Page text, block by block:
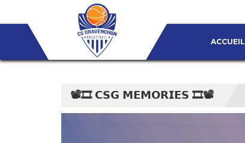
ACCUEIL
📽🎞 𝗖𝗦𝗚 𝗠𝗘𝗠𝗢𝗥𝗜𝗘𝗦 🎞📽